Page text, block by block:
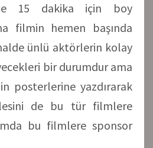
15 dakika için boy
filmin hemen başında
ünlü aktörlerin kolay
bir durumdur ama
posterlerine yazdırarak
de bu tür filmlere
bu filmlere sponsor